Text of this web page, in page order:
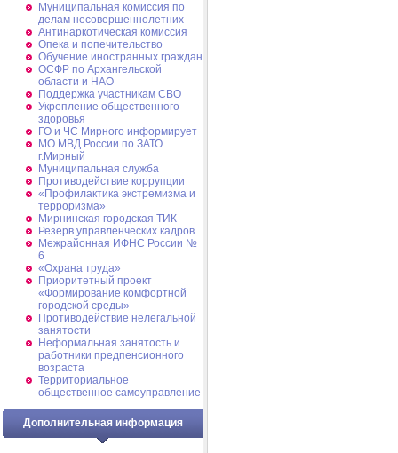
Муниципальная комиссия по
делам несовершеннолетних
Антинаркотическая комиссия
Опека и попечительство
Обучение иностранных граждан
ОСФР по Архангельской
области и НАО
Поддержка участникам СВО
Укрепление общественного
здоровья
ГО и ЧС Мирного информирует
МО МВД России по ЗАТО
г.Мирный
Муниципальная cлужба
Противодействие коррупции
«Профилактика экстремизма и
терроризма»
Мирнинская городская ТИК
Резерв управленческих кадров
Межрайонная ИФНС России №
6
«Охрана труда»
Приоритетный проект
«Формирование комфортной
городской среды»
Противодействие нелегальной
занятости
Неформальная занятость и
работники предпенсионного
возраста
Территориальное
общественное самоуправление
Дополнительная информация